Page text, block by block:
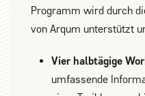
Programm wird durch
von Arqum unterstützt
Vier halbtägige
umfassende